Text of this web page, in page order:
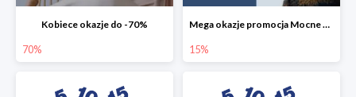
Kobiece okazje do -70%
70%
Mega okazje promocja Mocne marki do -70%
15%